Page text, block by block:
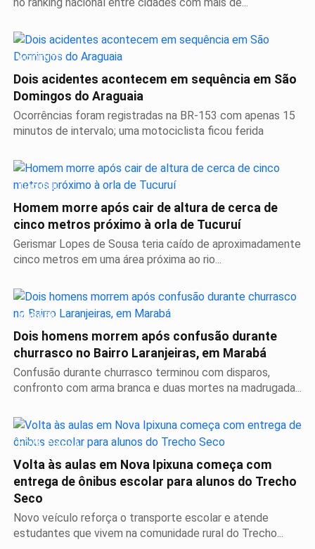
ACIDENTE
Dois acidentes acontecem em sequência em São
Domingos do Araguaia
Ocorrências foram registradas na BR-153 com apenas 15
minutos de intervalo; uma motociclista ficou ferida
TUCURUÍ
Homem morre após cair de altura de cerca de
cinco metros próximo à orla de Tucuruí
Gerismar Lopes de Sousa teria caído de aproximadamente
cinco metros em uma área próxima ao rio...
MARABÁ
Dois homens morrem após confusão durante
churrasco no Bairro Laranjeiras, em Marabá
Confusão durante churrasco terminou com disparos,
confronto com arma branca e duas mortes na madrugada...
NOVA IPIXUNA
Volta às aulas em Nova Ipixuna começa com
entrega de ônibus escolar para alunos do Trecho
Seco
Novo veículo reforça o transporte escolar e atende
estudantes que vivem na comunidade rural do Trecho...